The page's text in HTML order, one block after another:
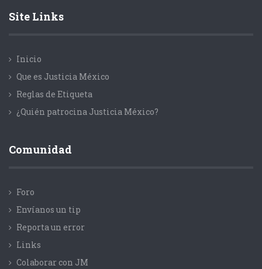
Site Links
Inicio
Que es Justicia México
Reglas de Etiqueta
¿Quién patrocina Justicia México?
Comunidad
Foro
Envíanos un tip
Reporta un error
Links
Colaborar con JM